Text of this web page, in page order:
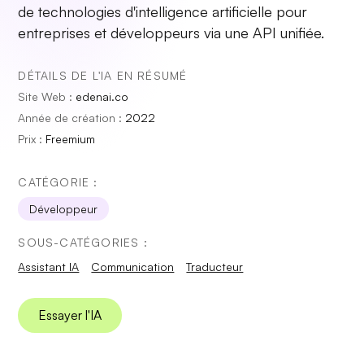
de technologies d'intelligence artificielle pour
entreprises et développeurs via une API unifiée.
DÉTAILS DE L'IA EN RÉSUMÉ
Site Web : edenai.co
Année de création : 2022
Prix : Freemium
CATÉGORIE :
Développeur
SOUS-CATÉGORIES :
Assistant IA
Communication Traducteur
Essayer l'IA